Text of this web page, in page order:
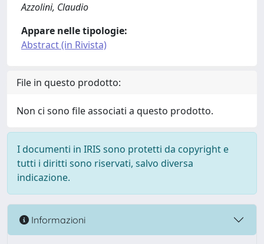
Azzolini, Claudio
Appare nelle tipologie:
Abstract (in Rivista)
File in questo prodotto:
Non ci sono file associati a questo prodotto.
I documenti in IRIS sono protetti da copyright e
tutti i diritti sono riservati, salvo diversa
indicazione.
Informazioni